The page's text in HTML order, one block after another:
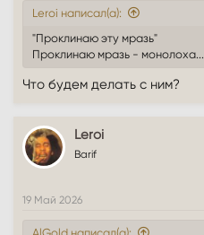
Leroi написал(а):
"Проклинаю эту мразь"
Проклинаю мразь - монолоха...
Что будем делать с ним?
Leroi
Barif
19 Май 2026